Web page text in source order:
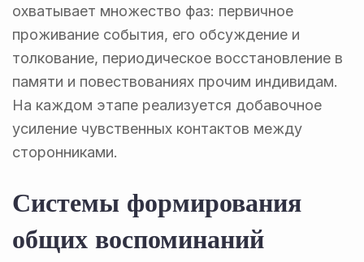
охватывает множество фаз: первичное
проживание события, его обсуждение и
толкование, периодическое восстановление в
памяти и повествованиях прочим индивидам.
На каждом этапе реализуется добавочное
усиление чувственных контактов между
сторонниками.
Системы формирования
общих воспоминаний